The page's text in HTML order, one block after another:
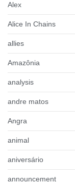
Alex
Alice In Chains
allies
Amazônia
analysis
andre matos
Angra
animal
aniversário
announcement